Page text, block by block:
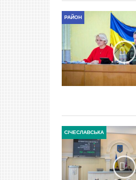
РАЙОН
СІЧЕСЛАВСЬКА